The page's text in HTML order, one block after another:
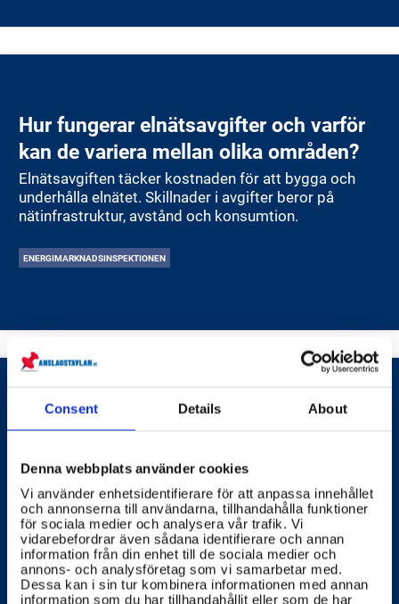
Consent Details About
Denna webbplats använder cookies
Vi använder enhetsidentifierare för att anpassa innehållet
och annonserna till användarna, tillhandahålla funktioner
för sociala medier och analysera vår trafik. Vi
vidarebefordrar även sådana identifierare och annan
information från din enhet till de sociala medier och
annons- och analysföretag som vi samarbetar med.
Dessa kan i sin tur kombinera informationen med annan
information som du har tillhandahållit eller som de har
Hur fungerar elnätsavgifter och varför
kan de variera mellan olika områden?
Elnätsavgiften täcker kostnaden för att bygga och
underhålla elnätet. Skillnader i avgifter beror på
nätinfrastruktur, avstånd och konsumtion.
ENERGIMARKNADSINSPEKTIONEN
Vilka krav gäller för
solcellsinstallationer?
Kraven för solcellsinstallationer varierar beroende på
typ och storlek på installationen.
ARBETSMILJÖVERKET ELSÄKERHETSVERKET